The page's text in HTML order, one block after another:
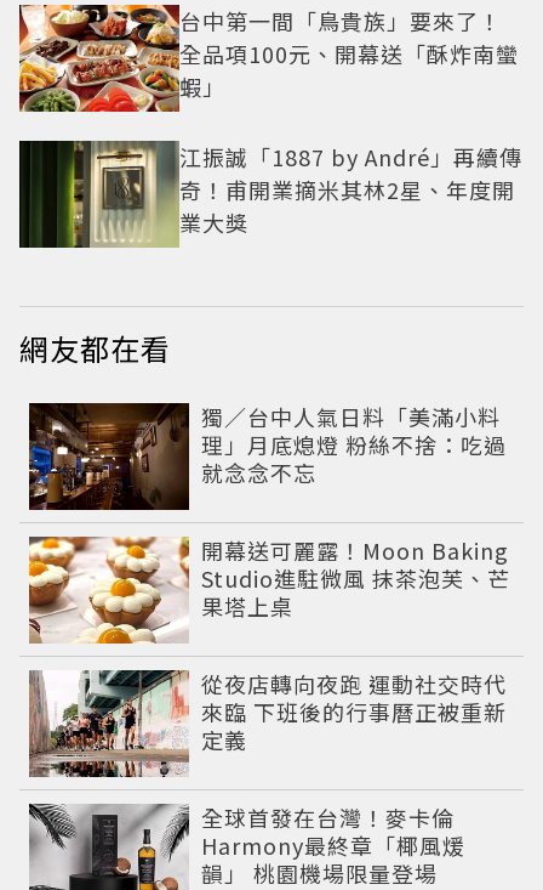
台中第一間「鳥貴族」要來了！
全品項100元、開幕送「酥炸南蠻
蝦」
江振誠「1887 by André」再續傳
奇！甫開業摘米其林2星、年度開
業大獎
網友都在看
獨／台中人氣日料「美滿小料
理」月底熄燈 粉絲不捨：吃過
就念念不忘
開幕送可麗露！Moon Baking
Studio進駐微風 抹茶泡芙、芒
果塔上桌
從夜店轉向夜跑 運動社交時代
來臨 下班後的行事曆正被重新
定義
全球首發在台灣！麥卡倫
Harmony最終章「椰風煖
韻」 桃園機場限量登場